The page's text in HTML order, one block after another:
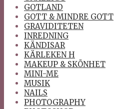
GOTLAND
GOTT & MINDRE GOTT
GRAVIDITETEN
INREDNING
KÄNDISAR
KÄRLEKEN H
MAKEUP & SKÖNHET
MINI-ME
MUSIK
NAILS
PHOTOGRAPHY